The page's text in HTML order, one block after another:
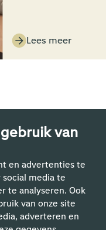
van
en advertenties te
media te
te analyseren. Ook
van onze site
adverteren en
Lees meer